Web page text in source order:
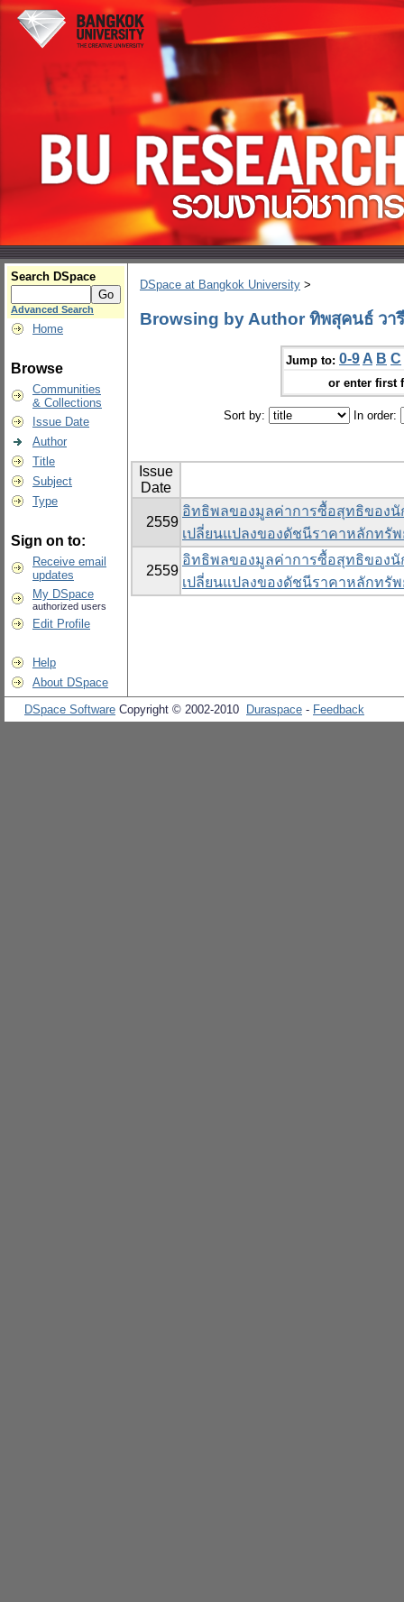
Search DSpace
Advanced Search
Home
Browse
Communities
& Collections
Issue Date
Author
Title
Subject
Type
Sign on to:
Receive email
updates
My DSpace
authorized users
Edit Profile
Help
About DSpace
DSpace at Bangkok University >
Browsing by Author ทิพสุคนธ์ วา
Jump to: 0-9 A B C
or enter first
Sort by: In order:
Issue
Date
2559
อิทธิพลของมูลค่าการซื้อสุทธิของ
เปลี่ยนแปลงของดัชนีราคาหลักทรัพ
2559
อิทธิพลของมูลค่าการซื้อสุทธิของ
เปลี่ยนแปลงของดัชนีราคาหลักทรัพ
DSpace Software Copyright © 2002-2010 Duraspace - Feedback